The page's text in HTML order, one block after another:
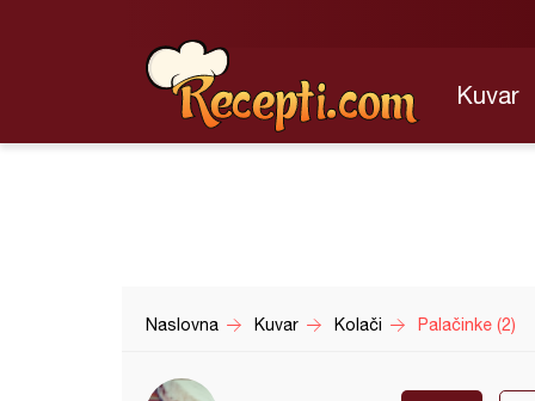
Kuvar
Naslovna Kuvar Kolači Palačinke (2)